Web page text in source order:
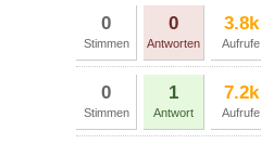
0
Stimmen
0
Antworten
3.8k
Aufrufe
0
Stimmen
1
Antwort
7.2k
Aufrufe